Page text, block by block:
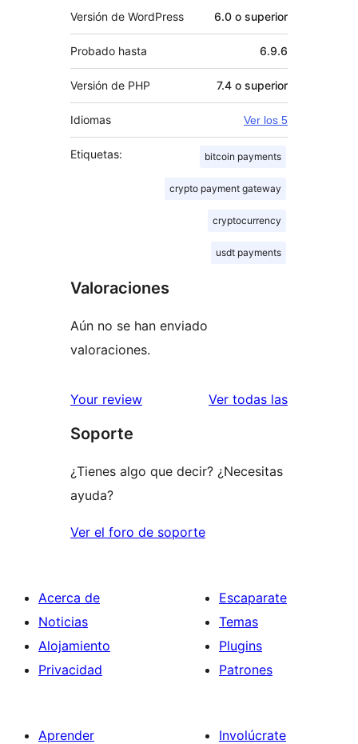
Versión de WordPress 6.0 o superior
Probado hasta 6.9.6
Versión de PHP 7.4 o superior
Idiomas Ver los 5
Etiquetas: bitcoin payments
crypto payment gateway
cryptocurrency
usdt payments
Valoraciones
Aún no se han enviado
valoraciones.
Your review Ver todas las
Soporte
¿Tienes algo que decir? ¿Necesitas
ayuda?
Ver el foro de soporte
Acerca de
Noticias
Alojamiento
Privacidad
Escaparate
Temas
Plugins
Patrones
Aprender
Involúcrate